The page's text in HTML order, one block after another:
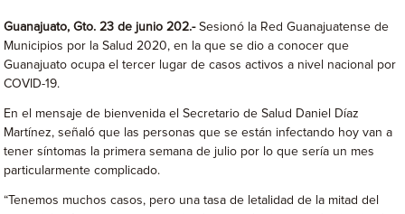
Guanajuato, Gto. 23 de junio 202.-Sesionó la Red Guanajuatense de
Municipios por la Salud 2020, en la que se dio a conocer que
Guanajuato ocupa el tercer lugar de casos activos a nivel nacional por
COVID-19.
En el mensaje de bienvenida el Secretario de Salud Daniel Díaz
Martínez, señaló que las personas que se están infectando hoy van a
tener síntomas la primera semana de julio por lo que sería un mes
particularmente complicado.
“Tenemos muchos casos, pero una tasa de letalidad de la mitad del